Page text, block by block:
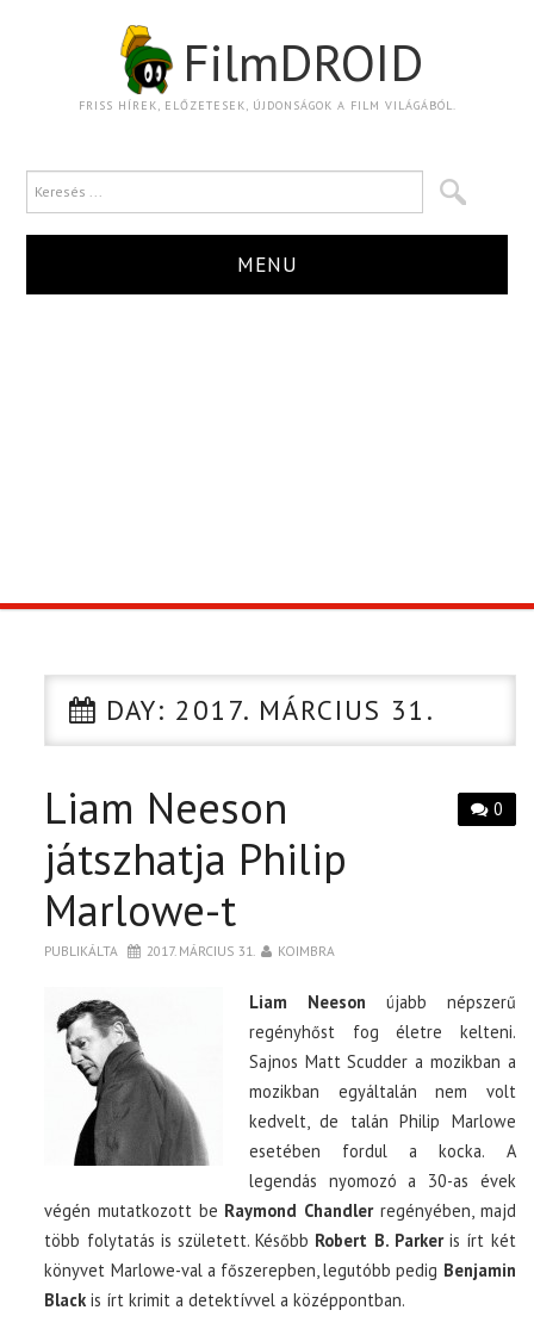
FilmDROID
FRISS HÍREK, ELŐZETESEK, ÚJDONSÁGOK A FILM VILÁGÁBÓL.
MENU
CIKK
PÓLÓ RENDELÉS
DAY: 2017. MÁRCIUS 31.
0
Liam Neeson
játszhatja Philip
Marlowe-t
PUBLIKÁLTA 2017. MÁRCIUS 31. KOIMBRA
Liam Neeson újabb népszerű
regényhőst fog életre kelteni.
Sajnos Matt Scudder a mozikban a
mozikban egyáltalán nem volt
kedvelt, de talán Philip Marlowe
esetében fordul a kocka. A
legendás nyomozó a 30-as évek
végén mutatkozott be Raymond Chandlerregényében, majd
több folytatás is született. Később Robert B. Parkeris írt két
könyvet Marlowe-val a főszerepben, legutóbb pedig Benjamin
Black is írt krimit a detektívvel a középpontban.